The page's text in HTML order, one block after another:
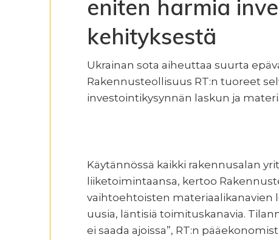
eniten harmia
kehityksestä
Ukrainan sota aiheuttaa suurta
Rakennusteollisuus RT:n tuoreet
investointikysynnän laskun ja
Käytännössä kaikki rakennusalan
liiketoimintaansa, kertoo
vaihtoehtoisten materiaalikanavien
uusia, läntisiä toimituskanavia.
ei saada ajoissa”, RT:n